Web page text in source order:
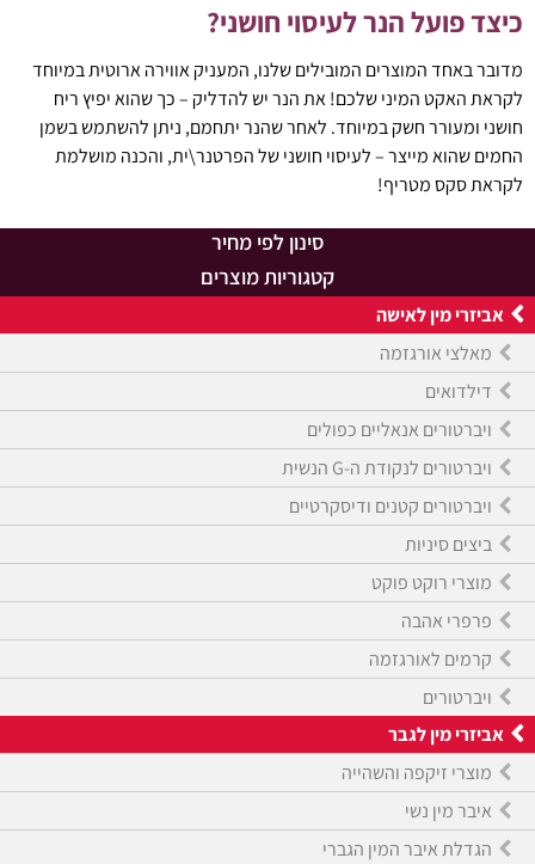
סינון לפי מחיר
קטגוריות מוצרים
אביזרי מין לאישה
מאלצי אורגזמה
דילדואים
ויברטורים אנאליים כפולים
ויברטורים לנקודת ה-G הנשית
ויברטורים קטנים ודיסקרטיים
ביצים סיניות
מוצרי רוקט פוקט
פרפרי אהבה
קרמים לאורגזמה
ויברטורים
אביזרי מין לגבר
מוצרי זיקפה והשהייה
איבר מין נשי
הגדלת איבר המין הגברי
כיצד פועל הנר לעיסוי חושני?
מדובר באחד המוצרים המובילים שלנו, המעניק אווירה ארוטית במיוחד
לקראת האקט המיני שלכם! את הנר יש להדליק – כך שהוא יפיץ ריח
חושני ומעורר חשק במיוחד. לאחר שהנר יתחמם, ניתן להשתמש בשמן
החמים שהוא מייצר – לעיסוי חושני של הפרטנר\ית, והכנה מושלמת
לקראת סקס מטריף!